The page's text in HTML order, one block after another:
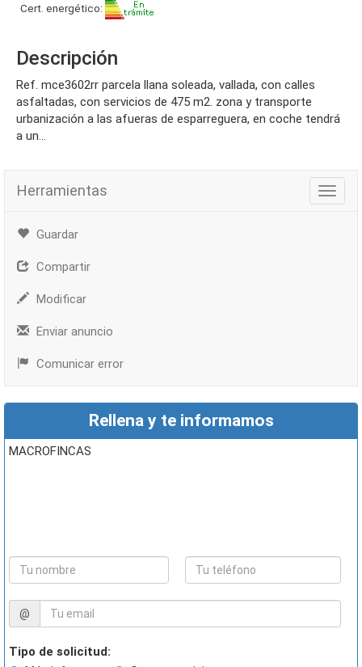
Cert. energético:
Descripción
ref. mce3602rr parcela llana soleada, vallada, con calles
asfaltadas, con servicios de 475 m2. zona y transporte
urbanización a las afueras de esparreguera, en coche tendrá
a un...
Herramientas
Guardar
Compartir
Modificar
Enviar anuncio
Comunicar error
Rellena y te informamos
MACROFINCAS
@
Tipo de solicitud: